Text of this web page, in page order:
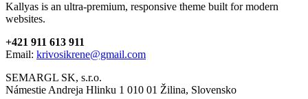
Kallyas is an ultra-premium, responsive theme built for modern
websites.
+421 911 613 911
Email: krivosikrene@gmail.com
SEMARGL SK, s.r.o.
Námestie Andreja Hlinku 1 010 01 Žilina, Slovensko